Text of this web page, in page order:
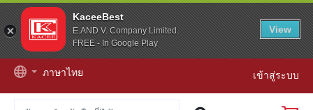
KaceeBest
E.AND V. Company Limited.
FREE - In Google Play
View
ภาษาไทย เข้าสู่ระบบ